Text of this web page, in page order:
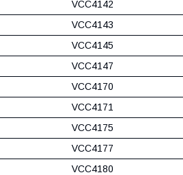
VCC4142
VCC4143
VCC4145
VCC4147
VCC4170
VCC4171
VCC4175
VCC4177
VCC4180